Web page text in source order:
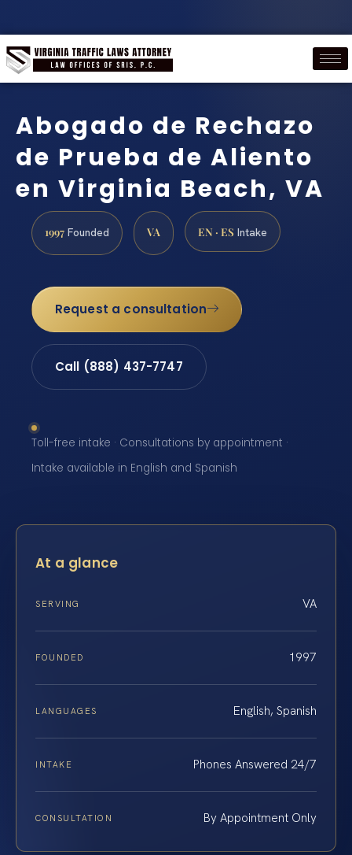
Abogado de Rechazo
de Prueba de Aliento
en Virginia Beach, VA
1997 Founded VA EN · ES Intake
Request a consultation
Call (888) 437-7747
Toll-free intake · Consultations by appointment ·
Intake available in English and Spanish
At a glance
SERVING VA
FOUNDED 1997
LANGUAGES English, Spanish
INTAKE Phones Answered 24/7
CONSULTATION By Appointment Only